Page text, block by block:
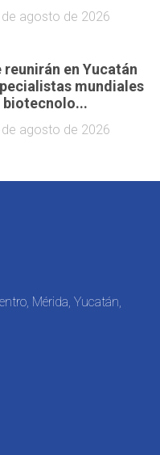
agosto de 2026
reunirán en Yucatán
mundiales
biotecnolo...
agosto de 2026
Mérida, Yucatán,